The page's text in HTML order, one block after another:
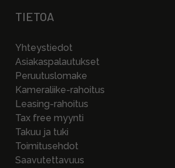
TIETOA
Yhteystiedot
Asiakaspalautukset
Peruutuslomake
Kameraliike-rahoitus
Leasing-rahoitus
Tax free myynti
Takuu ja tuki
Toimitusehdot
Saavutettavuus